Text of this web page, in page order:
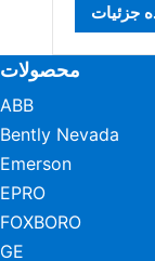
محصولات
ABB
Bently Nevada
Emerson
EPRO
FOXBORO
GE